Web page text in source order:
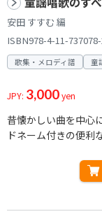
安田 すすむ 編
ISBN978-4-11-
歌集・メロディ譜 童
JPY: 3,000yen
昔懐かしい曲を中心
ドネーム付きの便利